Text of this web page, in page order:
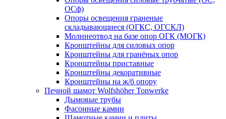
ОСф)
Опоры освещения граненые
складывающиеся (ОГКС, ОГСКЛ)
Молниеотвод на базе опор ОГК (МОГК)
Кронштейны для силовых опор
Кронштейны для гранёных опор
Кронштейны приставные
Кронштейны декоративные
Кронштейны на ж/б опору
Печной шамот Wolfshöher Tonwerke
Дымовые трубы
Фасонные камни